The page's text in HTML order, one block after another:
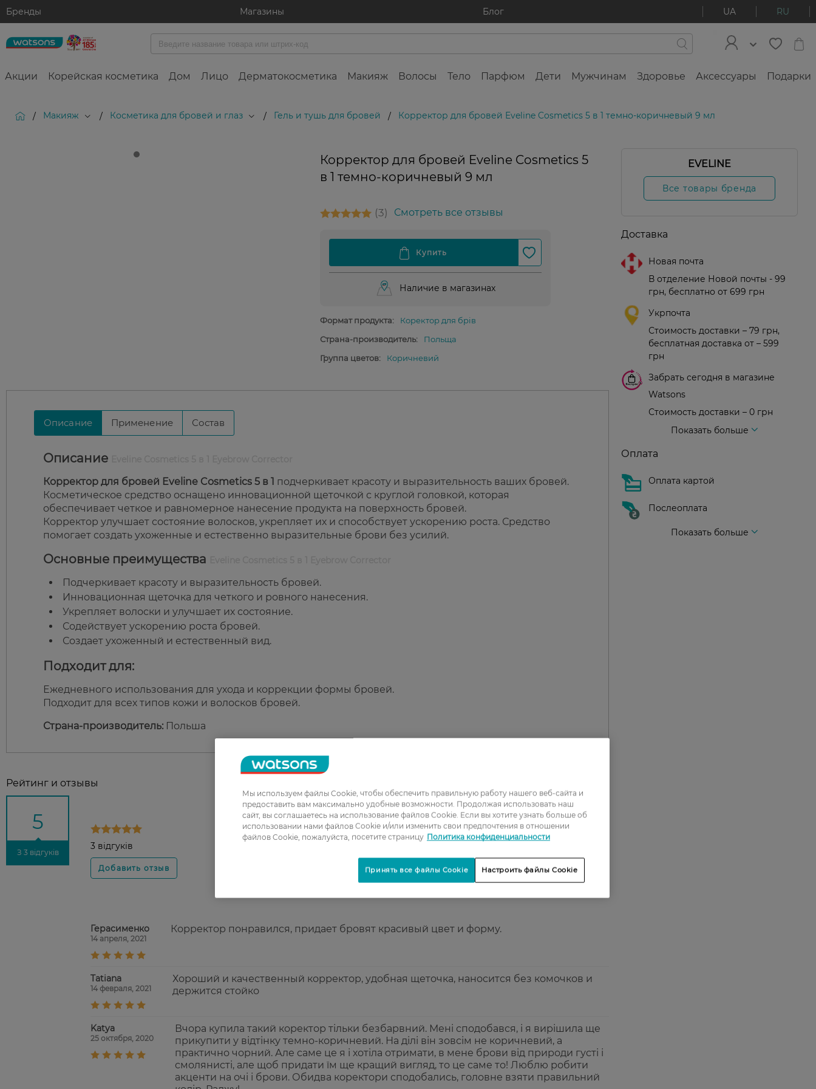
Бренды Магазины Блог UA RU
Акции Корейская косметика Дом Лицо Дерматокосметика Макияж Волосы Тело Парфюм Дети Мужчинам Здоровье Аксессуары Подарки
/ Макияж / Косметика для бровей и глаз / Гель и тушь для бровей / Корректор для бровей Eveline Cosmetics 5 в 1 темно-коричневый 9 мл
Корректор для бровей Eveline Cosmetics 5
в 1 темно-коричневый 9 мл
3 Смотреть все отзывы
Наличие в магазинах
Формат продукта:
Коректор для брів
Страна-производитель:
Польща
Группа цветов:
Коричневий
Описание Применение Состав
Описание
Корректор для бровей Eveline Cosmetics 5 в 1 подчеркивает красоту и выразительность ваших бровей.
Косметическое средство оснащено инновационной щеточкой с круглой головкой, которая
обеспечивает четкое и равномерное нанесение продукта на поверхность бровей.
Корректор улучшает состояние волосков, укрепляет их и способствует ускорению роста. Средство
помогает создать ухоженные и естественно выразительные брови без усилий.
Основные преимущества
Подчеркивает красоту и выразительность бровей.
Инновационная щеточка для четкого и ровного нанесения.
Укрепляет волоски и улучшает их состояние.
Содействует ускорению роста бровей.
Создает ухоженный и естественный вид.
Подходит для:
Ежедневного использования для ухода и коррекции формы бровей.
Подходит для всех типов кожи и волосков бровей.
Страна-производитель: Польша
Рейтинг и отзывы
5
З 3 відгуків
3 відгуків
1
2
Герасименко
14 апреля, 2021
Корректор понравился, придает бровят красивый цвет и форму.
Tatiana
14 февраля, 2021
Хороший и качественный корректор, удобная щеточка, наносится без комочков и
держится стойко
Katya
25 октября, 2020
Вчора купила такий коректор тільки безбарвний. Мені сподобався, і я вирішила ще
прикупити у відтінку темно-коричневий. На ділі він зовсім не коричневий, а
практично чорний. Але саме це я і хотіла отримати, в мене брови від природи густі і
смолянисті, але щоб придати їм ще кращий вигляд, то це саме то! Люблю робити
акценти на очі і брови. Обидва коректори сподобались, головне взяти правильний
EVELINE
Все товары бренда
Доставка
Новая почта
В отделение Новой почты - 99
грн, бесплатно от 699 грн
Укрпочта
Стоимость доставки – 79 грн,
бесплатная доставка от – 599
грн
Забрать сегодня в магазине
Watsons
Стоимость доставки – 0 грн
Показать больше
Оплата
Оплата картой
Послеоплата
Показать больше
Мы используем файлы Cookie, чтобы обеспечить правильную работу нашего веб-сайта и
предоставить вам максимально удобные возможности. Продолжая использовать наш
сайт, вы соглашаетесь на использование файлов Cookie. Если вы хотите узнать больше об
использовании нами файлов Cookie и/или изменить свои предпочтения в отношении
файлов Cookie, пожалуйста, посетите страницу Политика конфиденциальности
Настроить файлы Cookie
Принять все файлы Cookie